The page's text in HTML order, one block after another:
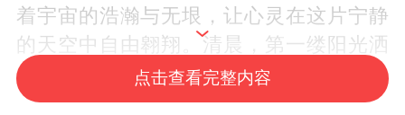
着宇宙的浩瀚与无垠，让心灵在这片宁静
的天空中自由翱翔。清晨，第一缕阳光洒
在露台上，温暖而柔和，您可以在这里迎
着朝阳，做一套舒缓的瑜伽，或者泡上一
点击查看完整内容